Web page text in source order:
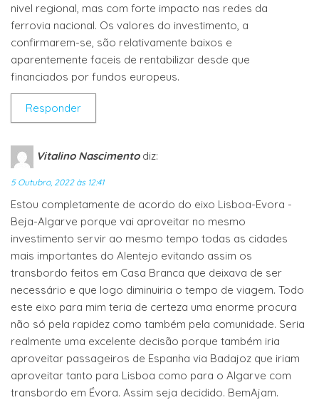
nivel regional, mas com forte impacto nas redes da
ferrovia nacional. Os valores do investimento, a
confirmarem-se, são relativamente baixos e
aparentemente faceis de rentabilizar desde que
financiados por fundos europeus.
Responder
Vitalino Nascimento diz:
5 Outubro, 2022 às 12:41
Estou completamente de acordo do eixo Lisboa-Evora -
Beja-Algarve porque vai aproveitar no mesmo
investimento servir ao mesmo tempo todas as cidades
mais importantes do Alentejo evitando assim os
transbordo feitos em Casa Branca que deixava de ser
necessário e que logo diminuiria o tempo de viagem. Todo
este eixo para mim teria de certeza uma enorme procura
não só pela rapidez como também pela comunidade. Seria
realmente uma excelente decisão porque também iria
aproveitar passageiros de Espanha via Badajoz que iriam
aproveitar tanto para Lisboa como para o Algarve com
transbordo em Évora. Assim seja decidido. BemAjam.